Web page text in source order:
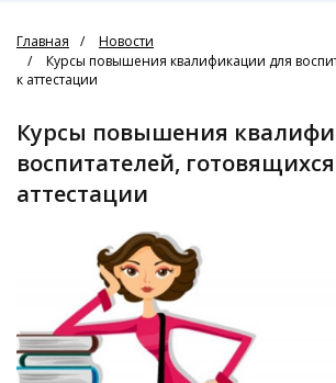
Главная
Новости
Курсы повышения квалификации для
к аттестации
Курсы повышения квалификации для
воспитателей,
аттестации